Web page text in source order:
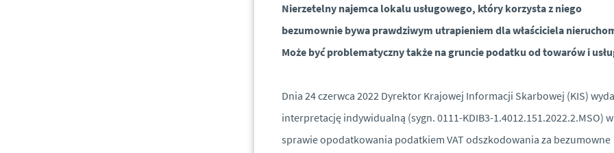
Nierzetelny najemca lokalu usługowego, który korzysta z niego
bezumownie bywa prawdziwym utrapieniem dla właściciela
Może być problematyczny także na gruncie podatku od towarów i
Dnia 24 czerwca 2022 Dyrektor Krajowej Informacji Skarbowej (KIS)
interpretację indywidualną (sygn. 0111-KDIB3-1.4012.151.2022.2.MSO) w
sprawie opodatkowania podatkiem VAT odszkodowania za bezumowne